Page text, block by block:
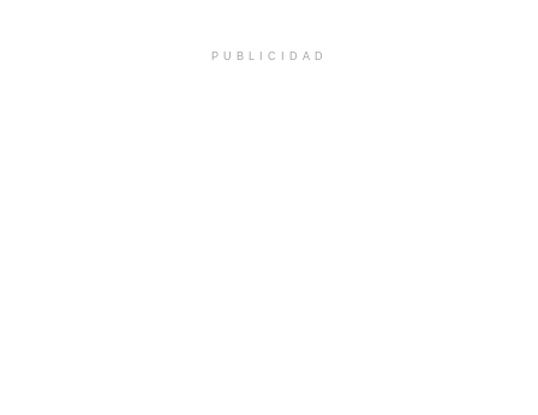
PUBLICIDAD